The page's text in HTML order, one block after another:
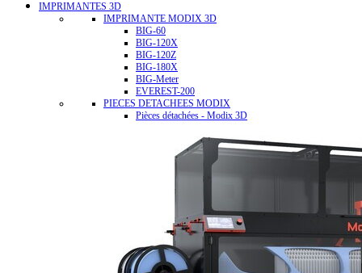
IMPRIMANTES 3D
IMPRIMANTE MODIX 3D
BIG-60
BIG-120X
BIG-120Z
BIG-180X
BIG-Meter
EVEREST-200
PIECES DETACHEES MODIX
Pièces détachées - Modix 3D